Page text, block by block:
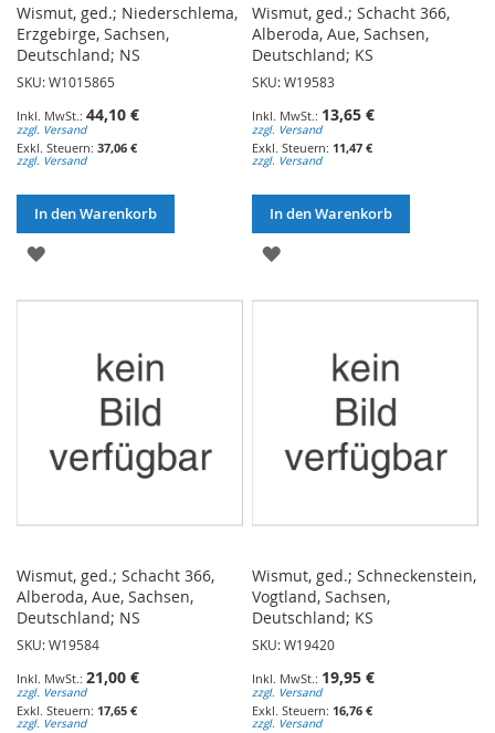
Wismut, ged.; Niederschlema,
Erzgebirge, Sachsen,
Deutschland; NS
SKU: W1015865
44,10 €
zzgl. Versand
37,06 €
zzgl. Versand
In den Warenkorb
ZUR
Wismut, ged.; Schacht 366,
Alberoda, Aue, Sachsen,
Deutschland; KS
SKU: W19583
13,65 €
zzgl. Versand
11,47 €
zzgl. Versand
In den Warenkorb
ZUR
Wismut, ged.; Schacht 366,
Alberoda, Aue, Sachsen,
Deutschland; NS
SKU: W19584
21,00 €
zzgl. Versand
17,65 €
zzgl. Versand
Wismut, ged.; Schneckenstein,
Vogtland, Sachsen,
Deutschland; KS
SKU: W19420
19,95 €
zzgl. Versand
16,76 €
zzgl. Versand